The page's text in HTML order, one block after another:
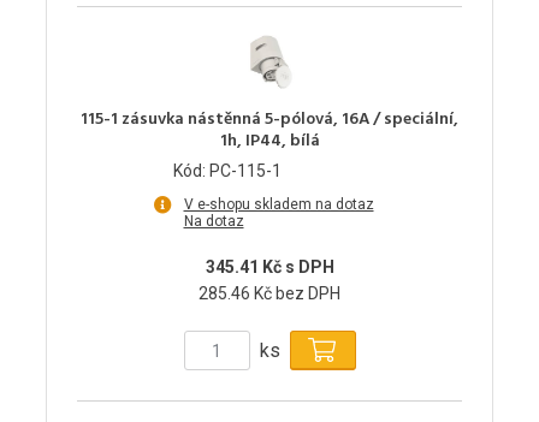
115-1 zásuvka nástěnná 5-pólová, 16A / speciální,
1h, IP44, bílá
Kód: PC-115-1
V e-shopu skladem na dotaz
Na dotaz
345.41 Kč s DPH
285.46 Kč bez DPH
ks